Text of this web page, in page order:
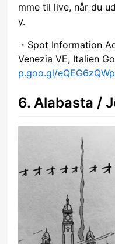
mme til live, når du
y.
・Spot Information
Venezia VE, Italien
p.goo.gl/
6. Alabasta /